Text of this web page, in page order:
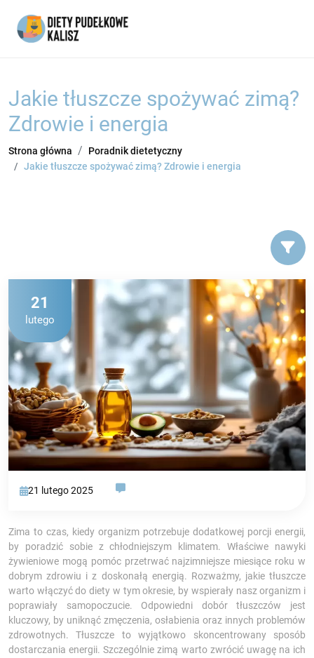
Jakie tłuszcze spożywać zimą?
Zdrowie i energia
Strona główna
Poradnik dietetyczny
Jakie tłuszcze spożywać zimą? Zdrowie i energia
21 lutego 2025
21
lutego
Zima to czas, kiedy organizm potrzebuje dodatkowej porcji energii,
by poradzić sobie z chłodniejszym klimatem. Właściwe nawyki
żywieniowe mogą pomóc przetrwać najzimniejsze miesiące roku w
dobrym zdrowiu i z doskonałą energią. Rozważmy, jakie tłuszcze
warto włączyć do diety w tym okresie, by wspierały nasz organizm i
poprawiały samopoczucie. Odpowiedni dobór tłuszczów jest
kluczowy, by uniknąć zmęczenia, osłabienia oraz innych problemów
zdrowotnych. Tłuszcze to wyjątkowo skoncentrowany sposób
dostarczania energii. Szczególnie zimą warto zwrócić uwagę na ich